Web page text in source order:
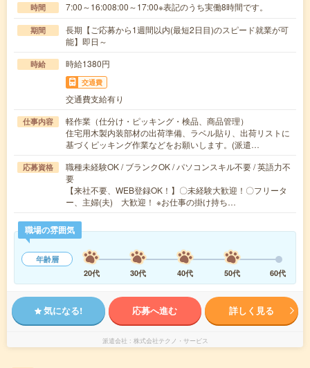
時間 7:00～16:008:00～17:00※表記のうち実働8時間です。
期間
長期【ご応募から1週間以内(最短2日目)のスピード就業が可
能】即日～
時給 時給1380円
交通費
交通費支給有り
仕事内容
軽作業（仕分け・ピッキング・検品、商品管理）
住宅用木製内装部材の出荷準備、ラベル貼り、出荷リストに
基づくピッキング作業などをお願いします。(派遣…
応募資格
職種未経験OK / ブランクOK / パソコンスキル不要 / 英語力不
要
【来社不要、WEB登録OK！】〇未経験大歓迎！〇フリータ
ー、主婦(夫) 大歓迎！ ※お仕事の掛け持ち…
職場の雰囲気
年齢層
20代
30代 40代 50代 60代
気になる! 応募へ進む 詳しく見る
派遣会社 株式会社テクノ・サービス